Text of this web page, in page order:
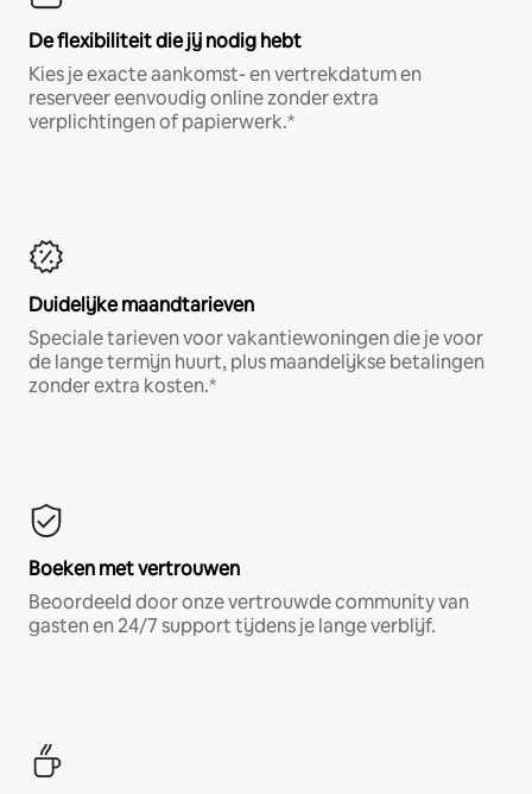
De flexibiliteit die jij nodig hebt
Kies je exacte aankomst- en vertrekdatum en
reserveer eenvoudig online zonder extra
verplichtingen of papierwerk.*
Duidelijke maandtarieven
Speciale tarieven voor vakantiewoningen die je voor
de lange termijn huurt, plus maandelijkse betalingen
zonder extra kosten.*
Boeken met vertrouwen
Beoordeeld door onze vertrouwde community van
gasten en 24/7 support tijdens je lange verblijf.